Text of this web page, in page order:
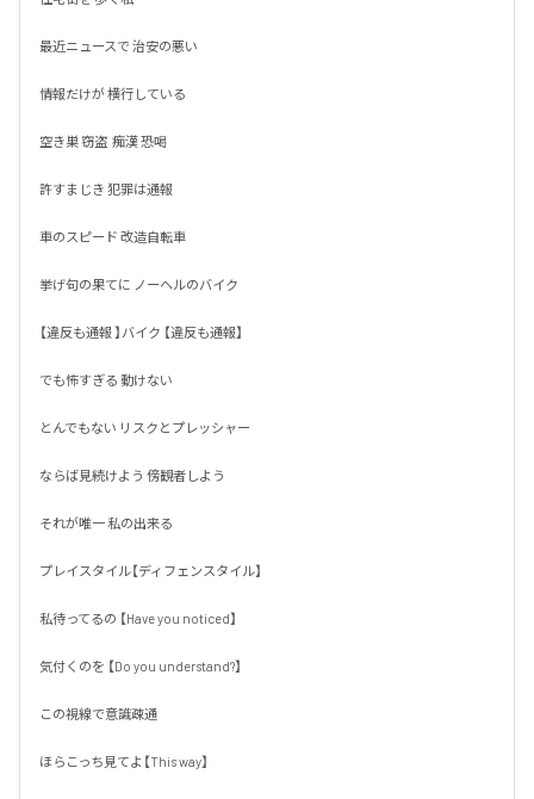
最近ニュースで 治安の悪い
情報だけが 横行している
空き巣 窃盗  痴漢 恐喝
許すまじき 犯罪は通報
車のスピード 改造自転車
挙げ句の果てに ノーヘルのバイク
【違反も通報 】バイク 【違反も通報】
でも怖すぎる 動けない
とんでもない リスクとプレッシャー
ならば見続けよう 傍観者しよう
それが唯一 私の出来る
プレイスタイル【ディフェンスタイル】
私待ってるの 【Have you noticed】
気付くのを 【Do you understand?】
この視線で意識疎通
ほらこっち見てよ【This way】